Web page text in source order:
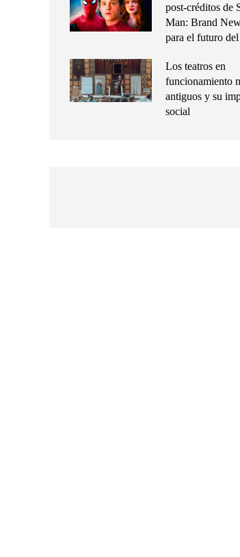
post-créditos de
Man: Brand
para el futuro
Los teatros en
funcionamiento
antiguos y su
social